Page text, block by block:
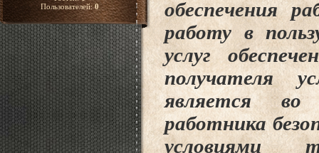
Пользователей:0
обеспечения
работу в
услуг
получателя
является
работника
условиями